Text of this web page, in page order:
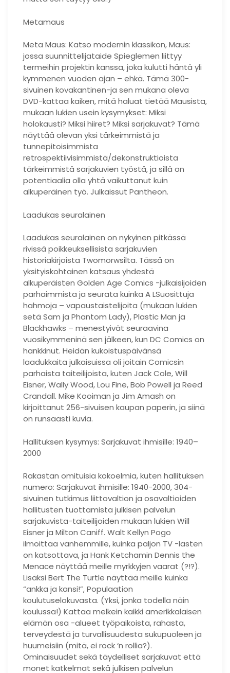
Metamaus
Meta Maus: Katso modernin klassikon, Maus:
jossa suunnittelijataide Spieglemen liittyy
termeihin projektin kanssa, joka kulutti häntä yli
kymmenen vuoden ajan – ehkä. Tämä 300-
sivuinen kovakantinen-ja sen mukana oleva
DVD-kattaa kaiken, mitä haluat tietää Mausista,
mukaan lukien usein kysymykset: Miksi
holokausti? Miksi hiiret? Miksi sarjakuvat? Tämä
näyttää olevan yksi tärkeimmistä ja
tunnepitoisimmista
retrospektiivisimmistä/dekonstruktioista
tärkeimmistä sarjakuvien työstä, ja sillä on
potentiaalia olla yhtä vaikuttanut kuin
alkuperäinen työ. Julkaissut Pantheon.
Laadukas seuralainen
Laadukas seuralainen on nykyinen pitkässä
rivissä poikkeuksellisista sarjakuvien
historiakirjoista Twomorwsilta. Tässä on
yksityiskohtainen katsaus yhdestä
alkuperäisten Golden Age Comics -julkaisijoiden
parhaimmista ja seurata kuinka A LSuosittuja
hahmoja – vapaustaistelijoita (mukaan lukien
setä Sam ja Phantom Lady), Plastic Man ja
Blackhawks – menestyivät seuraavina
vuosikymmeninä sen jälkeen, kun DC Comics on
hankkinut. Heidän kukoistuspäivänsä
laadukkaita julkaisuissa oli joitain Comicsin
parhaista taiteilijoista, kuten Jack Cole, Will
Eisner, Wally Wood, Lou Fine, Bob Powell ja Reed
Crandall. Mike Kooiman ja Jim Amash on
kirjoittanut 256-sivuisen kaupan paperin, ja siinä
on runsaasti kuvia.
Hallituksen kysymys: Sarjakuvat ihmisille: 1940–
2000
Rakastan omituisia kokoelmia, kuten hallituksen
numero: Sarjakuvat ihmisille: 1940-2000, 304-
sivuinen tutkimus liittovaltion ja osavaltioiden
hallitusten tuottamista julkisen palvelun
sarjakuvista-taiteilijoiden mukaan lukien Will
Eisner ja Milton Caniff. Walt Kellyn Pogo
ilmoittaa vanhemmille, kuinka paljon TV -lasten
on katsottava, ja Hank Ketchamin Dennis the
Menace näyttää meille myrkkyjen vaarat (?!?).
Lisäksi Bert The Turtle näyttää meille kuinka
“ankka ja kansi!”, Populaation
koulutuselokuvasta. (Yksi, jonka todella näin
koulussa!) Kattaa melkein kaikki amerikkalaisen
elämän osa -alueet työpaikoista, rahasta,
terveydestä ja turvallisuudesta sukupuoleen ja
huumeisiin (mitä, ei rock ‘n rollia?).
Ominaisuudet sekä täydelliset sarjakuvat että
monet katkelmat sekä julkisen palvelun